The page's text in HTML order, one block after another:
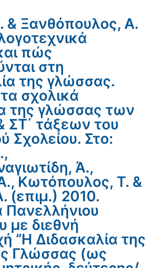
& Ξανθόπουλος, Α.
πώς
στη
της γλώσσας.
σχολικά
της γλώσσας των
ΣΤ΄ τάξεων του
Σχολείου. Στο:
Ά.,
Κωτόπουλος, Τ. &
(επιμ.) 2010.
Πανελλήνιου
με διεθνή
“Η Διδασκαλία της
Γλώσσας (ως